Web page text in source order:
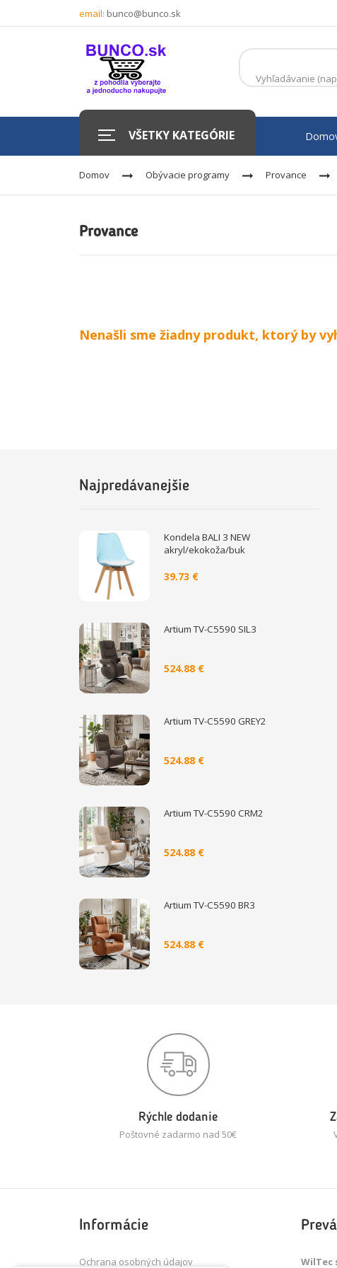
email: bunco@bunco.sk
VŠETKY KATEGÓRIE
Domov Obývacie programy Provance
Provance
Nenašli sme žiadny produkt, ktorý by
Najpredávanejšie
Kondela BALI 3 NEW
akryl/ekokoža/buk
39.73 €
Artium TV-C5590 SIL3
524.88 €
Artium TV-C5590 GREY2
524.88 €
Artium TV-C5590 CRM2
524.88 €
Artium TV-C5590 BR3
524.88 €
Rýchle dodanie
Poštovné zadarmo nad 50€
Informácie
Ochrana osobných údajov WilTec